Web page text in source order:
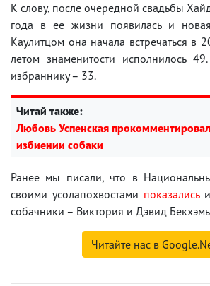
К слову, после очередной свадьбы
года в ее жизни появилась и
Каулитцом она начала встречаться в
летом знаменитости исполнилось
избраннику – 33.
Читай также:
Любовь Успенская
избиении собаки
Ранее мы писали, что в
своими усолапохвостами показалисьи
собачники – Виктория и Дэвид
Читайте нас в